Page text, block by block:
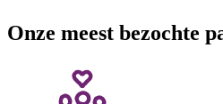
Onze meest bezochte